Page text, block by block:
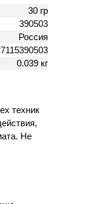
30 гр
390503
Россия
0.039 кг
техник
Не